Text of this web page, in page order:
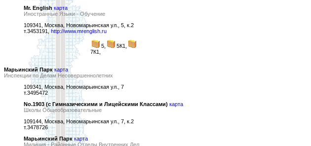
Mr. English карта
Иностранные Языки - Обучение
109341, Москва, Новомарьинская ул., 5, к.2
т.3453191,http://www.mrenglish.ru
5,
5К1,
7К1,
Марьинский Парк карта
Инспекции по Делам Несовершеннолетних
109341, Москва, Новомарьинская ул., 7
т.3495472
No.1903 (с Гимназическими и Лицейскими Классами) карта
Школы Общеобразовательные
109144, Москва, Новомарьинская ул., 7, к.2
т.3478726
Марьинский Парк карта
Милиция - Районные Отделы Внутренних Дел